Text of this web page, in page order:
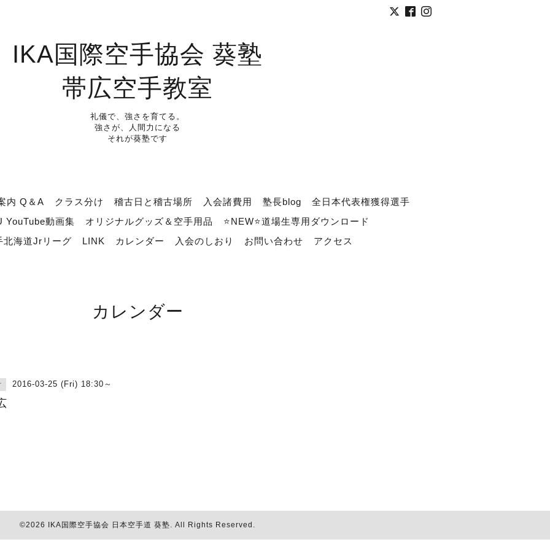
IKA国際空手協会 葵塾
帯広空手教室
礼儀で、強さを育てる。
強さが、人間力になる
それが葵塾です
内 Q＆A クラス分け 稽古日と稽古場所 入会諸費用 塾長blog
全日本代表権獲得選手
YouTube動画集
オリジナルグッズ＆空手用品
⭐NEW⭐道場生専用ダウンロード
北海道Jrリーグ
LINK カレンダー 入会のしおり お問い合わせ アクセス
カレンダー
2016-03-25 (Fri) 18:30～
©2026 IKA国際空手協会 日本空手道 葵塾. All Rights Reserved.